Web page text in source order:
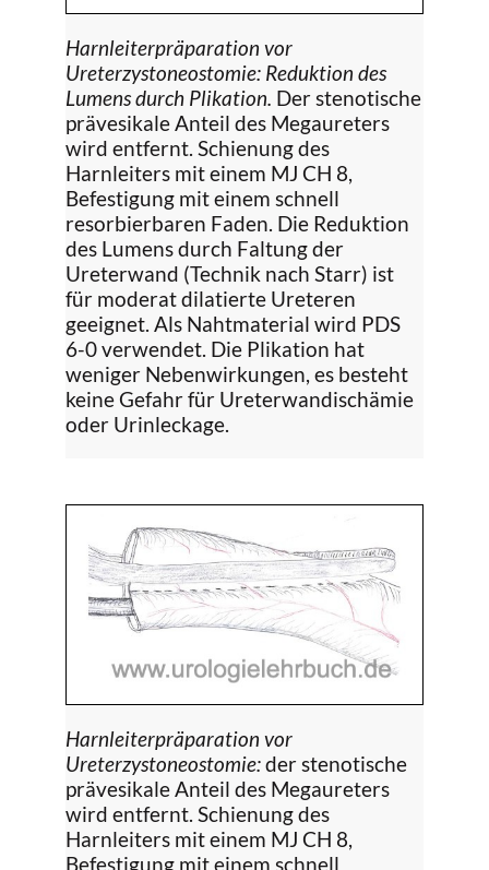
Harnleiterpräparation vor
Ureterzystoneostomie: Reduktion des
Lumens durch Plikation. Der stenotische
prävesikale Anteil des Megaureters
wird entfernt. Schienung des
Harnleiters mit einem MJ CH 8,
Befestigung mit einem schnell
resorbierbaren Faden. Die Reduktion
des Lumens durch Faltung der
Ureterwand (Technik nach Starr) ist
für moderat dilatierte Ureteren
geeignet. Als Nahtmaterial wird PDS
6-0 verwendet. Die Plikation hat
weniger Nebenwirkungen, es besteht
keine Gefahr für Ureterwandischämie
oder Urinleckage.
Harnleiterpräparation vor
Ureterzystoneostomie:der stenotische
prävesikale Anteil des Megaureters
wird entfernt. Schienung des
Harnleiters mit einem MJ CH 8,
Befestigung mit einem schnell